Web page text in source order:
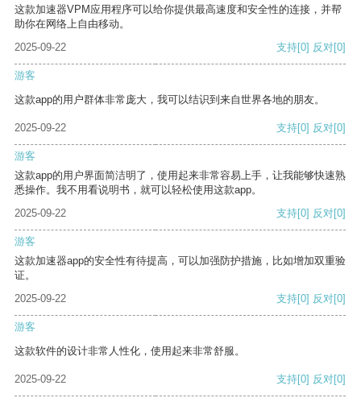
这款加速器VPM应用程序可以给你提供最高速度和安全性的连接，并帮
助你在网络上自由移动。
2025-09-22
支持[0] 反对[0]
游客
这款app的用户群体非常庞大，我可以结识到来自世界各地的朋友。
2025-09-22 支持[0] 反对[0]
游客
这款app的用户界面简洁明了，使用起来非常容易上手，让我能够快速熟
悉操作。我不用看说明书，就可以轻松使用这款app。
2025-09-22
支持[0] 反对[0]
游客
这款加速器app的安全性有待提高，可以加强防护措施，比如增加双重验
证。
2025-09-22
支持[0] 反对[0]
游客
这款软件的设计非常人性化，使用起来非常舒服。
2025-09-22 支持[0] 反对[0]